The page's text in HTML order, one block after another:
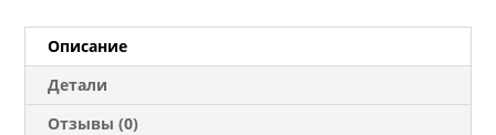
Описание
Детали
Отзывы (0)